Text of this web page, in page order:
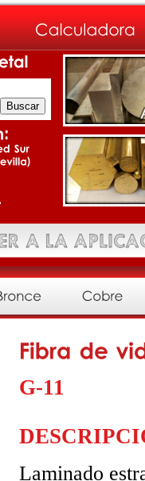
G-11
Laminado